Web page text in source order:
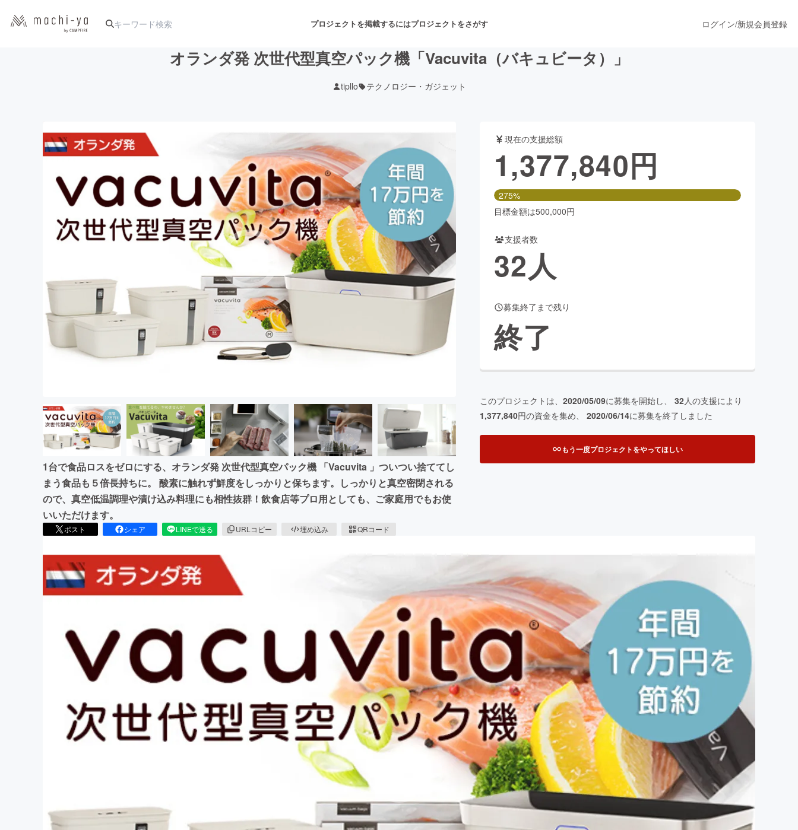
プロジェクトを掲載するにはプロジェクトをさがす
アート・写真 音楽 舞台・パフォーマンス
テクノロジー・ガジェット ゲーム・サービス開発 フード・飲食店 ファッション
映像・映画 書籍・雑誌出版 アニメ・漫画
ビジネス・起業 チャレンジ ビューティー・ヘルスケア
まちづくり・地域活性化
CAMPFIRE Creation
コミュニティ
ログイン/新規会員登録
オランダ発 次世代型真空パック機「Vacuvita（バキュビータ）」
tipllo テクノロジー・ガジェット
1台で食品ロスをゼロにする、オランダ発 次世代型真空パック機 「Vacuvita 」ついつい捨ててし
まう食品も５倍長持ちに。 酸素に触れず鮮度をしっかりと保ちます。しっかりと真空密閉される
ので、真空低温調理や漬け込み料理にも相性抜群！飲食店等プロ用としても、ご家庭用でもお使
いいただけます。
ポスト シェア LINEで送る URLコピー 埋め込み QRコード
現在の支援総額
1,377,840円
275%
目標金額は500,000円
支援者数
32人
募集終了まで残り
終了
このプロジェクトは、 2020/05/09に募集を開始し、 32人の支援により
1,377,840円の資金を集め、 2020/06/14に募集を終了しました
もう一度プロジェクトをやってほしい